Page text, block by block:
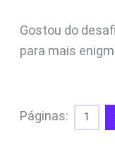
Gostou do
para mais
Páginas: 1